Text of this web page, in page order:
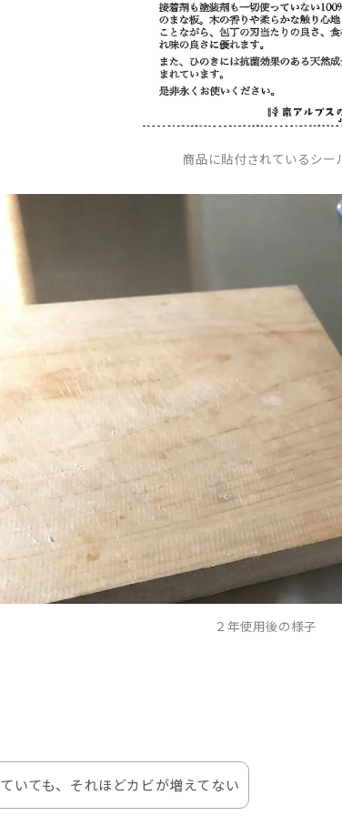
商品に貼付されているシー
２年使用後の様子
いても、それほどカビが増えてない